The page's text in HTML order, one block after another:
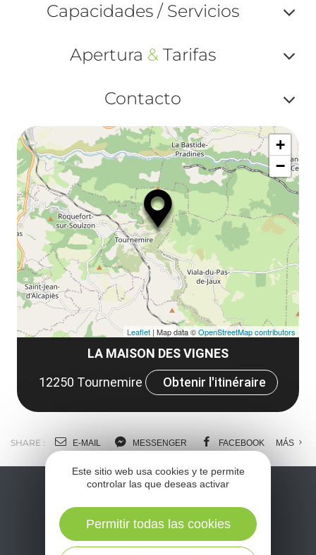
ou
Capacidades / Servicios
ou
Apertura &Tarifas
ou
et
Contacto
ou
LA MAISON DES VIGNES
12250 Tournemire
Obtenir l'itinéraire
+
−
Leaflet | Map data ©OpenStreetMap contributors
SHARE : E-MAIL MESSENGER FACEBOOK MÁS
Este sitio web usa cookies y te permite
controlar las que deseas activar
Permitir todas las cookies